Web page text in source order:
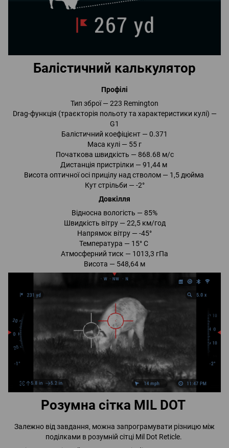
Балістичний калькулятор
Профілі
Тип зброї — 223 Remington
Drag-функція (траєкторія польоту та характеристики кулі) —
G1
Балістичний коефіцієнт — 0.371
Маса кулі — 55 г
Початкова швидкість — 868.68 м/с
Дистанція пристрілки — 91,44 м
Висота оптичної осі прицілу над стволом — 1,5 дюйма
Кут стрільби — -2°
Довкілля
Відносна вологість — 85%
Швидкість вітру — 22,5 км/год
Напрямок вітру — -45°
Температура — 15° С
Атмосферний тиск — 1013,3 гПа
Висота — 548,64 м
Розумна сітка MIL DOT
Залежно від завдання, можна запрограмувати різницю між
поділками в розумній сітці Mil Dot Reticle.